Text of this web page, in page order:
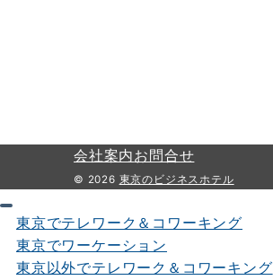
会社案内お問合せ
© 2026 東京のビジネスホテル
東京でテレワーク＆コワーキング
東京でワーケーション
東京以外でテレワーク＆コワーキング